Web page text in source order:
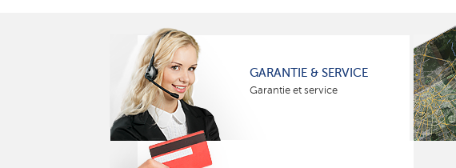
GARANTIE & SERVICE
Garantie et service